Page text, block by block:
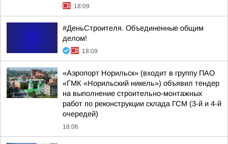
18:09
#ДеньСтроителя. Объединенные общим
делом!
18:09
«Аэропорт Норильск» (входит в группу ПАО
«ГМК «Норильский никель») объявил тендер
на выполнение строительно-монтажных
работ по реконструкции склада ГСМ (3-й и 4-й
очередей)
18:06